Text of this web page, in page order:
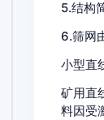
5.结构简
6.筛网由
小型直线
矿用直
料因受